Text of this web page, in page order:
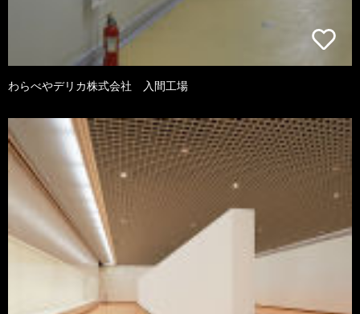
わらべやデリカ株式会社 入間工場